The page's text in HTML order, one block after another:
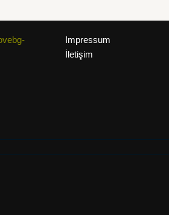
Impressum
İletişim